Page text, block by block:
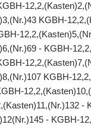
KGBH-
- KGBH-
KGBH-
-
- KGBH-